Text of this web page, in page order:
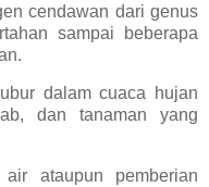
cendawan dari genus
sampai beberapa
dalam cuaca hujan
dan tanaman yang
ataupun pemberian